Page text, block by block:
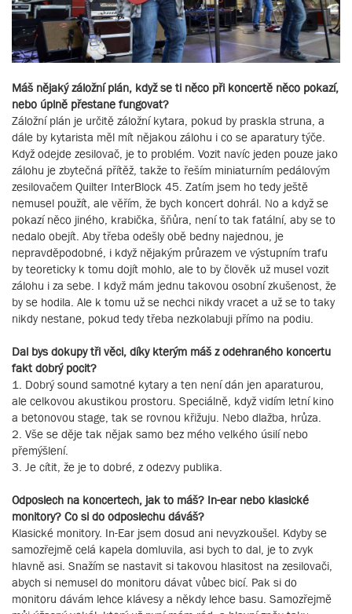
Máš nějaký záložní plán, když se ti něco při koncertě něco pokazí,
nebo úplně přestane fungovat?
Záložní plán je určitě záložní kytara, pokud by praskla struna, a
dále by kytarista měl mít nějakou zálohu i co se aparatury týče.
Když odejde zesilovač, je to problém. Vozit navíc jeden pouze jako
zálohu je zbytečná přítěž, takže to řeším miniaturním pedálovým
zesilovačem Quilter InterBlock 45. Zatím jsem ho tedy ještě
nemusel použít, ale věřím, že bych koncert dohrál. No a když se
pokazí něco jiného, krabička, šňůra, není to tak fatální, aby se to
nedalo obejít. Aby třeba odešly obě bedny najednou, je
nepravděpodobné, i když nějakým průrazem ve výstupním trafu
by teoreticky k tomu dojít mohlo, ale to by člověk už musel vozit
zálohu i za sebe. I když mám jednu takovou osobní zkušenost, že
by se hodila. Ale k tomu už se nechci nikdy vracet a už se to taky
nikdy nestane, pokud tedy třeba nezkolabuji přímo na podiu.
Dal bys dokupy tři věci, díky kterým máš z odehraného koncertu
fakt dobrý pocit?
1. Dobrý sound samotné kytary a ten není dán jen aparaturou,
ale celkovou akustikou prostoru. Speciálně, když vidím letní kino
a betonovou stage, tak se rovnou křižuju. Nebo dlažba, hrůza.
2. Vše se děje tak nějak samo bez mého velkého úsilí nebo
přemýšlení.
3. Je cítit, že je to dobré, z odezvy publika.
Odposlech na koncertech, jak to máš? In-ear nebo klasické
monitory? Co si do odposlechu dáváš?
Klasické monitory. In-Ear jsem dosud ani nevyzkoušel. Kdyby se
samozřejmě celá kapela domluvila, asi bych to dal, je to zvyk
hlavně asi. Snažím se nastavit si takovou hlasitost na zesilovači,
abych si nemusel do monitoru dávat vůbec bicí. Pak si do
monitoru dávám lehce klávesy a někdy lehce basu. Samozřejmě